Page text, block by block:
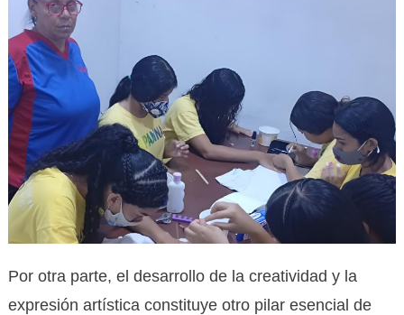
Por otra parte, el desarrollo de la creatividad y la
expresión artística constituye otro pilar esencial de